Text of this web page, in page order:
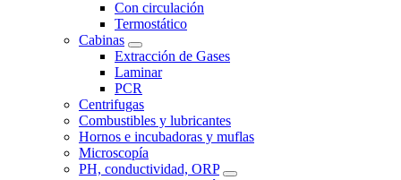
Con circulación
Termostático
Cabinas
Extracción de Gases
Laminar
PCR
Centrifugas
Combustibles y lubricantes
Hornos e incubadoras y muflas
Microscopía
PH, conductividad, ORP